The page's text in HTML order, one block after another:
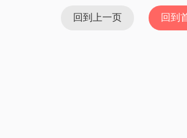
回到上一页 回到